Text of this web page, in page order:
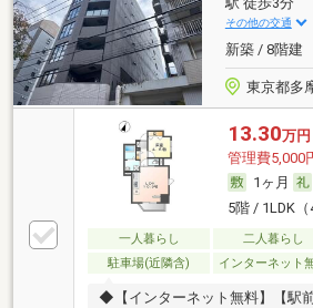
その他の交通
新築 / 8階建
東京都多
13.30万円
管理費5,000
1ヶ月
5階 / 1LDK（
一人暮らし 二人暮らし
駐車場(近隣含)
インターネット
◆【インターネット無料】【駅